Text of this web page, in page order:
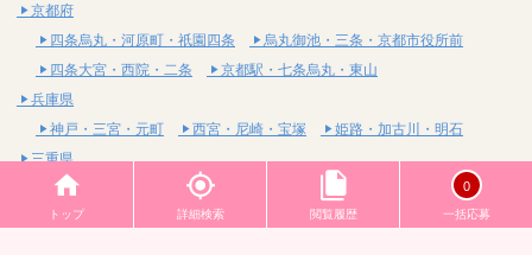
京都府
四条烏丸・河原町・祇園四条
烏丸御池・三条・京都市役所前
四条大宮・西院・二条
京都駅・七条烏丸・東山
兵庫県
神戸・三宮・元町
西宮・尼崎・宝塚
姫路・加古川・明石
三重県
四日市・桑名・鈴鹿
津・松阪・伊勢
滋賀県トップ 詳細検索 閲覧履歴
0
一括応募